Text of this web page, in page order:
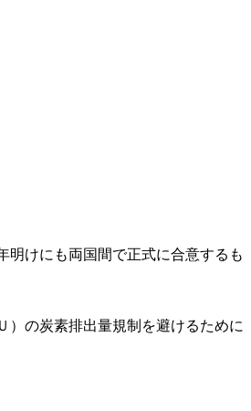
明けにも両国間で正式に合意するも
）の炭素排出量規制を避けるために